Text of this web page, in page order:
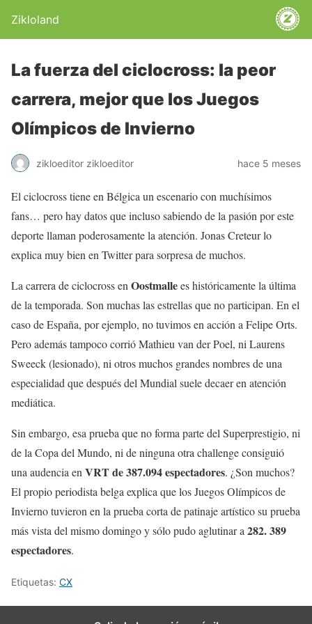
Zikloland
La fuerza del ciclocross: la peor
carrera, mejor que los Juegos
Olímpicos de Invierno
zikloeditor zikloeditor hace 5 meses
El ciclocross tiene en Bélgica un escenario con muchísimos
fans… pero hay datos que incluso sabiendo de la pasión por este
deporte llaman poderosamente la atención. Jonas Creteur lo
explica muy bien en Twitter para sorpresa de muchos.
La carrera de ciclocross en Oostmallees históricamente la última
de la temporada. Son muchas las estrellas que no participan. En el
caso de España, por ejemplo, no tuvimos en acción a Felipe Orts.
Pero además tampoco corrió Mathieu van der Poel, ni Laurens
Sweeck (lesionado), ni otros muchos grandes nombres de una
especialidad que después del Mundial suele decaer en atención
mediática.
Sin embargo, esa prueba que no forma parte del Superprestigio, ni
de la Copa del Mundo, ni de ninguna otra challenge consiguió
una audencia en VRT de 387.094 espectadores. ¿Son muchos?
El propio periodista belga explica que los Juegos Olímpicos de
Invierno tuvieron en la prueba corta de patinaje artístico su prueba
más vista del mismo domingo y sólo pudo aglutinar a 282. 389
espectadores.
Etiquetas: CX